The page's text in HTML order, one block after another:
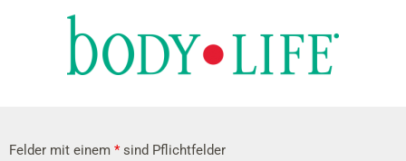
Felder mit einem *sind Pflichtfelder